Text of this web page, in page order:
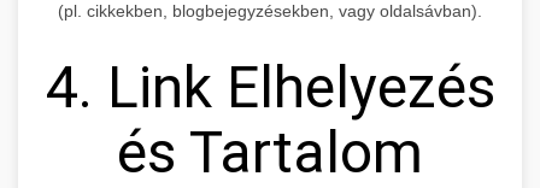
(pl. cikkekben, blogbejegyzésekben, vagy oldalsávban).
4. Link Elhelyezés
és Tartalom